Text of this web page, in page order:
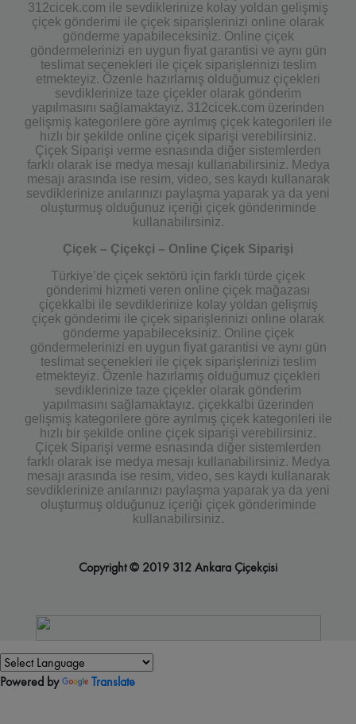
312cicek.com ile sevdiklerinize kolay yoldan gelişmiş
çiçek gönderimi ile çiçek siparişlerinizi online olarak
gönderme yapabileceksiniz. Online çiçek
göndermelerinizi en uygun fiyat garantisi ve aynı gün
teslimat seçenekleri ile çiçek siparişlerinizi teslim
etmekteyiz. Özenle hazırlamış olduğumuz çiçekleri
sevdiklerinize taze çiçekler olarak gönderim
yapılmasını sağlamaktayız. 312cicek.com üzerinden
gelişmiş kategorilere göre ayrılmış çiçek kategorileri ile
hızlı bir şekilde online çiçek siparişi verebilirsiniz.
Çiçek Siparişi verme esnasında diğer sistemlerden
farklı olarak ise medya mesajı kullanabilirsiniz. Medya
mesajı arasında ise resim, video, ses kaydı kullanarak
sevdiklerinize anılarınızı paylaşma yaparak ya da yeni
oluşturmuş olduğunuz içeriği çiçek gönderiminde
kullanabilirsiniz.
Çiçek – Çiçekçi – Online Çiçek Siparişi
Türkiye’de çiçek sektörü için farklı türde çiçek
gönderimi hizmeti veren online çiçek mağazası
çiçekkalbi ile sevdiklerinize kolay yoldan gelişmiş
çiçek gönderimi ile çiçek siparişlerinizi online olarak
gönderme yapabileceksiniz. Online çiçek
göndermelerinizi en uygun fiyat garantisi ve aynı gün
teslimat seçenekleri ile çiçek siparişlerinizi teslim
etmekteyiz. Özenle hazırlamış olduğumuz çiçekleri
sevdiklerinize taze çiçekler olarak gönderim
yapılmasını sağlamaktayız. çiçekkalbi üzerinden
gelişmiş kategorilere göre ayrılmış çiçek kategorileri ile
hızlı bir şekilde online çiçek siparişi verebilirsiniz.
Çiçek Siparişi verme esnasında diğer sistemlerden
farklı olarak ise medya mesajı kullanabilirsiniz. Medya
mesajı arasında ise resim, video, ses kaydı kullanarak
sevdiklerinize anılarınızı paylaşma yaparak ya da yeni
oluşturmuş olduğunuz içeriği çiçek gönderiminde
kullanabilirsiniz.
Copyright © 2019 312 Ankara Çiçekçisi
Powered by Translate